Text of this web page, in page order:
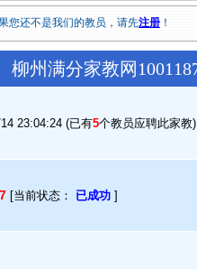
您还不是我们的教员，请先注册 ！
柳州满分家教网
23:04:24 (已有5个教员应聘此家教)
[当前状态： 已成功 ]